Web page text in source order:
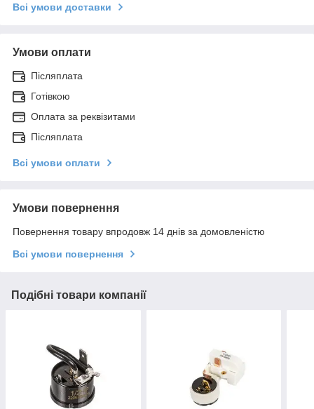
Всі умови доставки
Умови оплати
Післяплата
Готівкою
Оплата за реквізитами
Післяплата
Всі умови оплати
Умови повернення
Повернення товару впродовж 14 днів за домовленістю
Всі умови повернення
Подібні товари компанії